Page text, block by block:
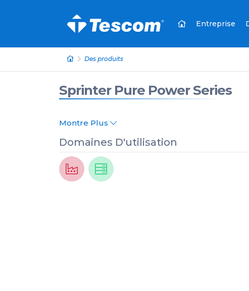
Entreprise
Des produits
Sprinter Pure Power Series
Montre Plus
Domaines D'utilisation